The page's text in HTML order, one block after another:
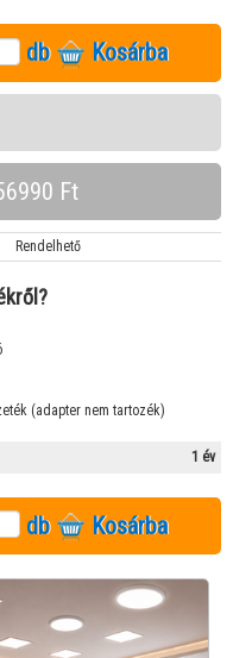
db Kosárba
Ft
Rendelhető
(adapter nem tartozék)
1 év
db Kosárba